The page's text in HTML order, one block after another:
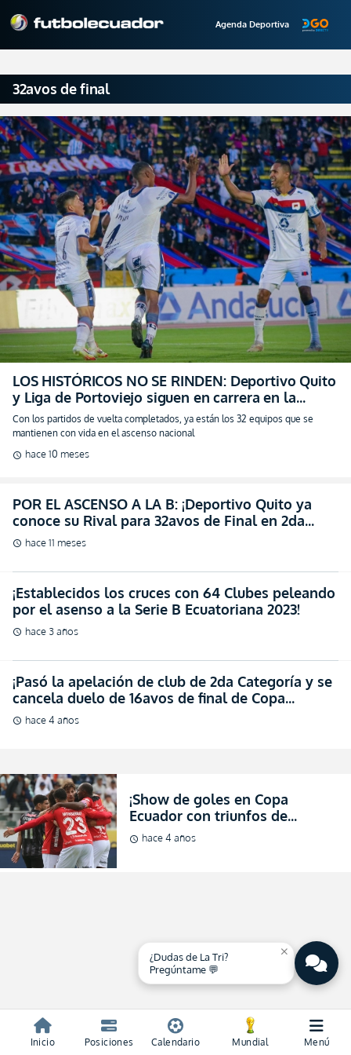
Agenda Deportiva
32avos de final
LOS HISTÓRICOS NO SE RINDEN: Deportivo Quito
y Liga de Portoviejo siguen en carrera en la
Segunda Categoría
Con los partidos de vuelta completados, ya están los 32 equipos que se
mantienen con vida en el ascenso nacional
schedule hace 10 meses
POR EL ASCENSO A LA B: ¡Deportivo Quito ya
conoce su Rival para 32avos de Final en 2da
Categoría!
schedule hace 11 meses
¡Establecidos los cruces con 64 Clubes peleando
por el asenso a la Serie B Ecuatoriana 2023!
schedule hace 3 años
¡Pasó la apelación de club de 2da Categoría y se
cancela duelo de 16avos de final de Copa
Ecuador!
schedule hace 4 años
¡Show de goles en Copa
Ecuador con triunfos de
Portoviejo FC y Leones del
Norte! (VIDEO)
schedule hace 4 años
Inicio Posiciones Calendario Mundial Menú
close
¿Dudas de La Tri?
Pregúntame 💬